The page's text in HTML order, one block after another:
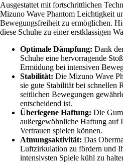
Ausgestattet mit fortschrittlichen
Mizuno Wave Phantom Leichtigkeit
Bewegungsfreiheit zu ermöglichen.
diese Schuhe zu einer erstklassigen
Optimale Dämpfung: Dank
Schuhe eine hervorragende
Ermüdung bei intensiven
Stabilität: Die Mizuno Wave
sie gute Stabilität bei schnellen
seitlichen Bewegungen
entscheidend ist.
Überlegene Haftung: Die
außergewöhnliche Haftung auf
Vertrauen spielen können.
Atmungsaktivität: Das
Luftzirkulation zu fördern und
intensivsten Spiele kühl zu